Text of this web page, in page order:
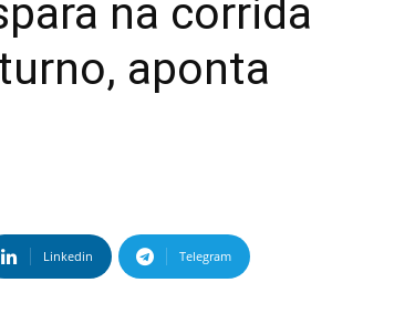
na corrida
aponta
Linkedin Telegram